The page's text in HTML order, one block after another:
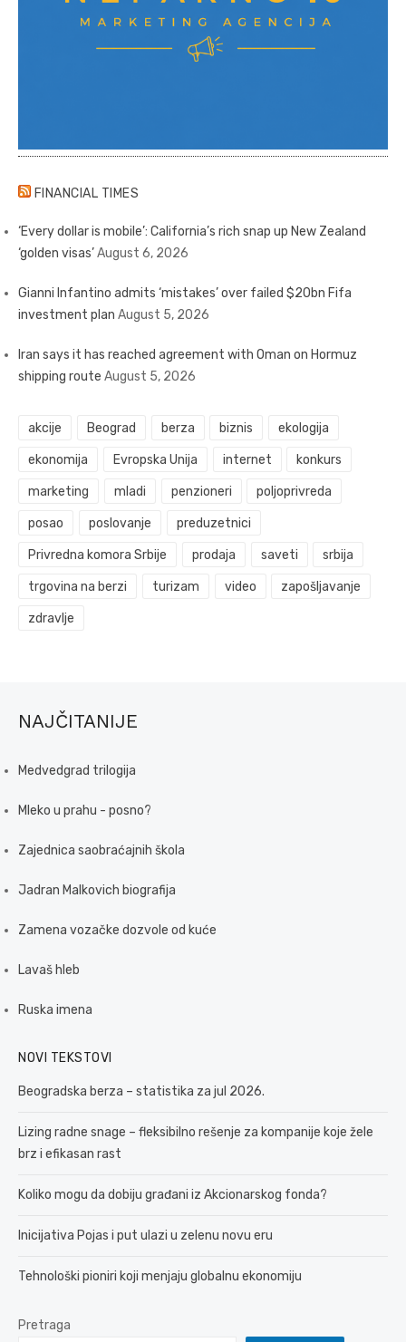
FINANCIAL TIMES
‘Every dollar is mobile’: California’s rich snap up New Zealand
‘golden visas’August 6, 2026
Gianni Infantino admits ‘mistakes’ over failed $20bn Fifa
investment plan August 5, 2026
Iran says it has reached agreement with Oman on Hormuz
shipping route August 5, 2026
akcije Beograd berza biznis ekologija
ekonomija Evropska Unija internet konkurs
marketing mladi penzioneri poljoprivreda
posao poslovanje preduzetnici
Privredna komora Srbije prodaja saveti srbija
trgovina na berzi turizam video zapošljavanje
zdravlje
NAJČITANIJE
Medvedgrad trilogija
Mleko u prahu - posno?
Zajednica saobraćajnih škola
Jadran Malkovich biografija
Zamena vozačke dozvole od kuće
Lavaš hleb
Ruska imena
NOVI TEKSTOVI
Beogradska berza – statistika za jul 2026.
Lizing radne snage – fleksibilno rešenje za kompanije koje žele
brz i efikasan rast
Koliko mogu da dobiju građani iz Akcionarskog fonda?
Inicijativa Pojas i put ulazi u zelenu novu eru
Tehnološki pioniri koji menjaju globalnu ekonomiju
Pretraga